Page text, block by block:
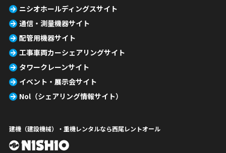
ニシオホールディングスサイト
通信・測量機器サイト
配管用機器サイト
工事車両カーシェアリングサイト
タワークレーンサイト
イベント・展示会サイト
Nol（シェアリング情報サイト）
建機（建設機械）・重機レンタルなら西尾レントオール